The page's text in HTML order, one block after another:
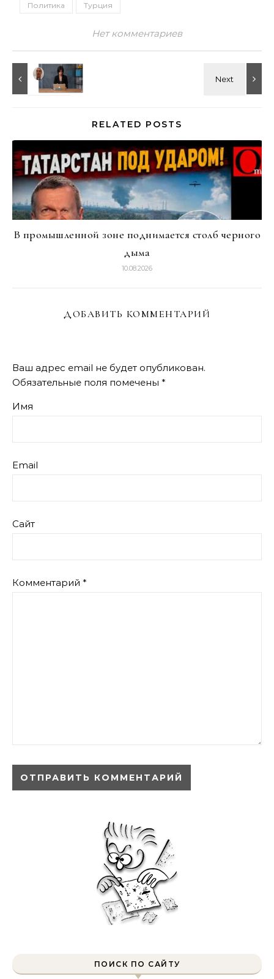
Политика
Турция
Нет комментариев
RELATED POSTS
В промышленной зоне поднимается столб черного
дыма
10.08.2026
ДОБАВИТЬ КОММЕНТАРИЙ
Ваш адрес email не будет опубликован.
Обязательные поля помечены *
Имя
Email
Сайт
Комментарий *
ПОИСК ПО САЙТУ